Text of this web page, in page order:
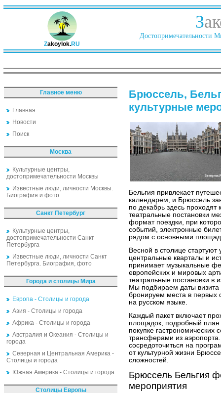
Zakoylok.RU
З
Достопримечательности
Главное меню
Главная
Новости
Поиск
Москва
Культурные центры,
достопримечательности Москвы
Известные люди, личности Москвы.
Биография и фото
Санкт Петербург
Культурные центры,
достопримечательности Санкт
Петербурга
Известные люди, личности Санкт
Петербурга. Биография, фото
Города и столицы Мира
Европа - Столицы и города
Азия - Столицы и города
Африка - Столицы и города
Австралия и Океания - Столицы и
города
Северная и Центральная Америка -
Столицы и города
Южная Америка - Столицы и города
Столицы Европы
Брюссель,
культурные
Бельгия привлекает
календарем, и Брюссель
по декабрь здесь
театральные постановки
формат поездки, при
событий, электронные
рядом с основными
Весной в столице
центральные кварталы и
принимает музыкальные
европейских и мировых
театральные постановки в
Мы подбираем даты
бронируем места в первых
на русском языке.
Каждый пакет включает
площадок, подробный план
покупке
трансферами из
сосредоточиться на
от культурной жизни
сложностей.
Брюссель Бельгия
мероприятия